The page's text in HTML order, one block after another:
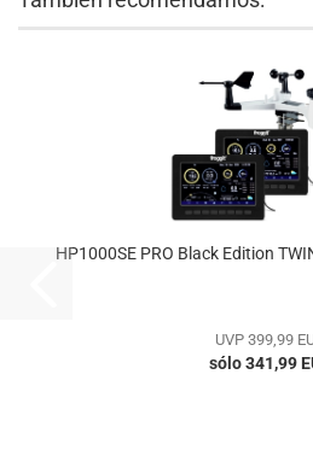
HP1000SE PRO Black Edition
UVP 399,99
sólo 341,99